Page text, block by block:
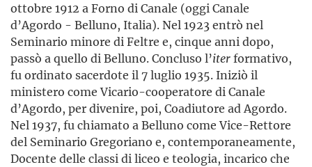
ottobre 1912 a Forno di Canale (oggi Canale
d’Agordo - Belluno, Italia). Nel 1923 entrò nel
Seminario minore di Feltre e, cinque anni dopo,
passò a quello di Belluno. Concluso l’iterformativo,
fu ordinato sacerdote il 7 luglio 1935. Iniziò il
ministero come Vicario-cooperatore di Canale
d’Agordo, per divenire, poi, Coadiutore ad Agordo.
Nel 1937, fu chiamato a Belluno come Vice-Rettore
del Seminario Gregoriano e, contemporaneamente,
Docente delle classi di liceo e teologia, incarico che